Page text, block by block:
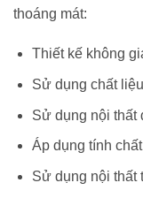
thoáng mát:
Thiết kế không
Sử dụng chất
Sử dụng nội thất
Áp dụng tính
Sử dụng nội thất